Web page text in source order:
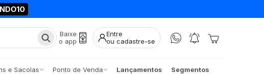
Baixe
o app
Entre
ou cadastre-se
e Sacolas Ponto de Venda Lançamentos Segmentos